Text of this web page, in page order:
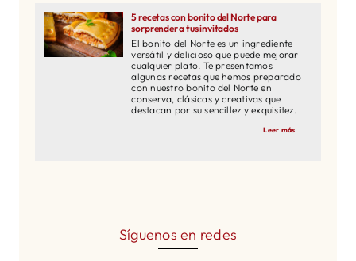
5 recetas con bonito del Norte para
sorprender a tus invitados
El bonito del Norte es un ingrediente
versátil y delicioso que puede mejorar
cualquier plato. Te presentamos
algunas recetas que hemos preparado
con nuestro bonito del Norte en
conserva, clásicas y creativas que
destacan por su sencillez y exquisitez.
Leer más
Síguenos en redes